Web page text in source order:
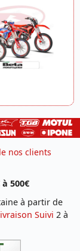
nos clients
500€
à partir de
Suivi 2 à